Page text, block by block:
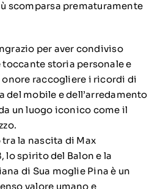
scomparsa prematuramente
per aver condiviso
storia personale e
onore raccogliere i ricordi di
del mobile e dell’arredamento
un luogo iconico come il
la nascita di Max
lo spirito del Balon e la
di Sua moglie Pina è un
valore umano e